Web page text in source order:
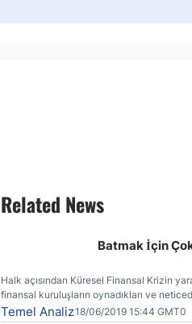
Related News
Batmak İçin
Halk açısından Küresel Finansal Krizin
finansal kuruluşların oynadıkları ve
faturasının kendilerine (vergi ödeyenlere)
Temel Analiz18/06/2019 15:44 GMT0